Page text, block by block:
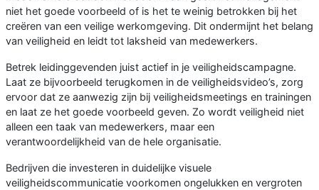
niet het goede voorbeeld of is het te weinig betrokken bij het
creëren van een veilige werkomgeving. Dit ondermijnt het belang
van veiligheid en leidt tot laksheid van medewerkers.
Betrek leidinggevenden juist actief in je veiligheidscampagne.
Laat ze bijvoorbeeld terugkomen in de veiligheidsvideo’s, zorg
ervoor dat ze aanwezig zijn bij veiligheidsmeetings en trainingen
en laat ze het goede voorbeeld geven. Zo wordt veiligheid niet
alleen een taak van medewerkers, maar een
verantwoordelijkheid van de hele organisatie.
Bedrijven die investeren in duidelijke visuele
veiligheidscommunicatie voorkomen ongelukken en vergroten